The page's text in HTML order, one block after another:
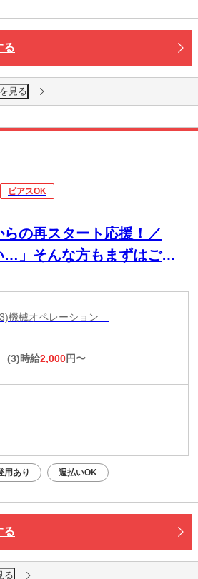
る
見る
ピアスOK
の再スタート応援！／
…」そんな方もまずはご相
機械オペレーション
(3)時給2,000円〜
希望の方法を選べます◎
用あり 週払いOK
る
る